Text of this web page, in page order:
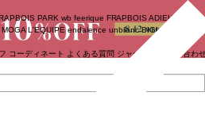
PARK wb feerique FRAPBOIS ADIEU
MOGA L'EQUIPE endalence unbilanc BIGI online store
コーディネート よくある質問 ジャーナル お問い合わ